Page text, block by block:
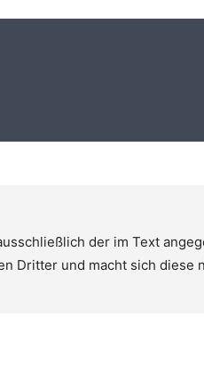
der im Text
Dritter und macht sich diese